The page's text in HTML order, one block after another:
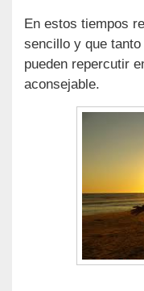
En estos tiempos
sencillo y que
pueden repercutir
aconsejable.